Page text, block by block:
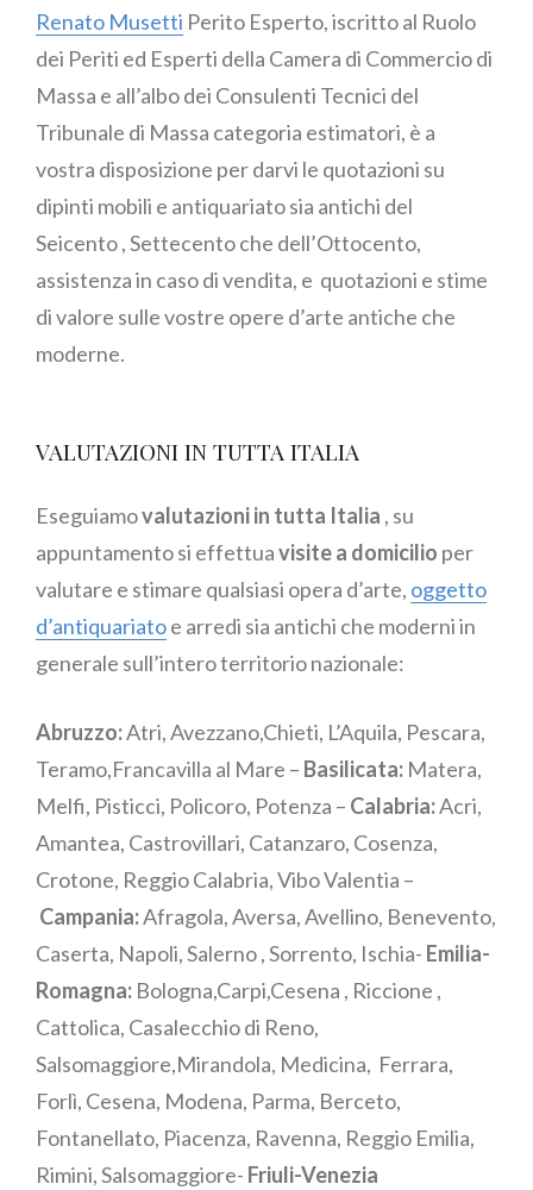
Renato Musetti Perito Esperto, iscritto al Ruolo
dei Periti ed Esperti della Camera di Commercio di
Massa e all’albo dei Consulenti Tecnici del
Tribunale di Massa categoria estimatori, è a
vostra disposizione per darvi le quotazioni su
dipinti mobili e antiquariato sia antichi del
Seicento , Settecento che dell’Ottocento,
assistenza in caso di vendita, e quotazioni e stime
di valore sulle vostre opere d’arte antiche che
moderne.
VALUTAZIONI IN TUTTA ITALIA
Eseguiamovalutazioni in tutta Italia , su
appuntamento si effettuavisite a domicilio per
valutare e stimare qualsiasi opera d’arte, oggetto
d’antiquariatoe arredi sia antichi che moderni in
generale sull’intero territorio nazionale:
Abruzzo:Atri, Avezzano,Chieti, L’Aquila, Pescara,
Teramo,Francavilla al Mare – Basilicata: Matera,
Melfi, Pisticci, Policoro, Potenza – Calabria:Acri,
Amantea, Castrovillari, Catanzaro, Cosenza,
Crotone, Reggio Calabria, Vibo Valentia –
Campania:Afragola, Aversa, Avellino, Benevento,
Caserta, Napoli, Salerno , Sorrento, Ischia- Emilia-
Romagna: Bologna,Carpi,Cesena , Riccione ,
Cattolica, Casalecchio di Reno,
Salsomaggiore,Mirandola, Medicina, Ferrara,
Forlì, Cesena, Modena, Parma, Berceto,
Fontanellato, Piacenza, Ravenna, Reggio Emilia,
Rimini, Salsomaggiore- Friuli-Venezia